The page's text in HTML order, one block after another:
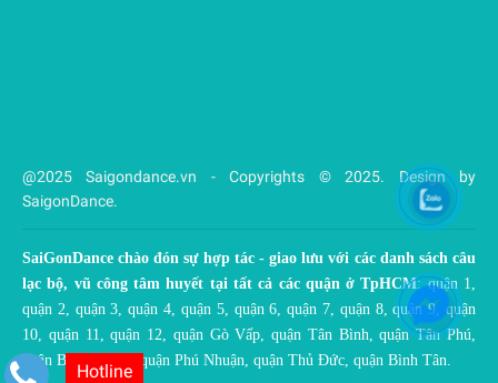
@2025 Saigondance.vn - Copyrights © 2025. Design by
SaigonDance.
SaiGonDance chào đón sự hợp tác - giao lưu với các danh sách câu
lạc bộ, vũ công tâm huyết tại tất cả các quận ở TpHCM: quận 1,
quận 2, quận 3, quận 4, quận 5, quận 6, quận 7, quận 8, quận 9, quận
10, quận 11, quận 12, quận Gò Vấp, quận Tân Bình, quận Tân Phú,
quận Bình Thạnh, quận Phú Nhuận, quận Thủ Đức, quận Bình Tân.
Hotline